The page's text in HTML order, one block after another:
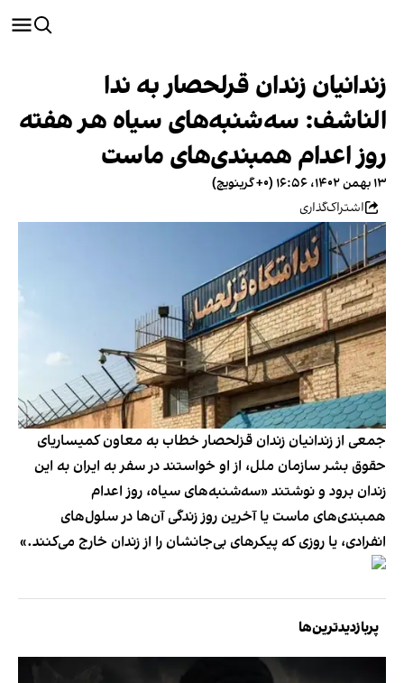
زندانیان زندان قرلحصار به ندا
الناشف: سه‌شنبه‌های سیاه هر هفته
روز اعدام همبندی‌های ماست
۱۳ بهمن ۱۴۰۲، ۱۶:۵۶ (‎+۰ گرینویچ)
اشتراک‌گذاری
جمعی از زندانیان زندان قزلحصار خطاب به معاون کمیساریای
حقوق بشر سازمان ملل، از او خواستند در سفر به ایران به این
زندان برود و نوشتند «سه‌شنبه‌های سیاه، روز اعدام
همبندی‌های ماست یا آخرین روز زندگی آن‌ها در سلول‌های
انفرادی، یا روزی که پیکرهای بی‌جانشان را از زندان خارج می‌کنند.»
پربازدیدترین‌ها